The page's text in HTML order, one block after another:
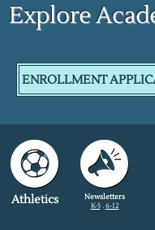
Explore
Athletics
Newsletters
K-5.6-12